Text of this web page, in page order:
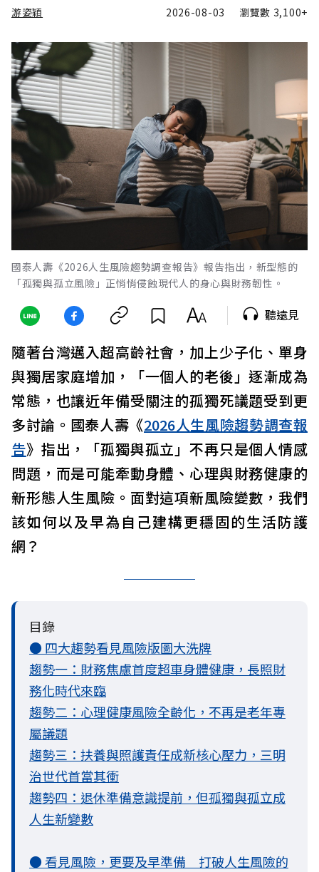
游姿穎 2026-08-03 瀏覽數 3,100+
國泰人壽《2026人生風險趨勢調查報告》報告指出，新型態的
「孤獨與孤立風險」正悄悄侵蝕現代人的身心與財務韌性。
聽遠見
隨著台灣邁入超高齡社會，加上少子化、單身
與獨居家庭增加，「一個人的老後」逐漸成為
常態，也讓近年備受關注的孤獨死議題受到更
多討論。國泰人壽《2026人生風險趨勢調查報
告》指出，「孤獨與孤立」不再只是個人情感
問題，而是可能牽動身體、心理與財務健康的
新形態人生風險。面對這項新風險變數，我們
該如何以及早為自己建構更穩固的生活防護
網？
目錄
● 四大趨勢看見風險版圖大洗牌
趨勢一：財務焦慮首度超車身體健康，長照財
務化時代來臨
趨勢二：心理健康風險全齡化，不再是老年專
屬議題
趨勢三：扶養與照護責任成新核心壓力，三明
治世代首當其衝
趨勢四：退休準備意識提前，但孤獨與孤立成
人生新變數
● 看見風險，更要及早準備 打破人生風險的